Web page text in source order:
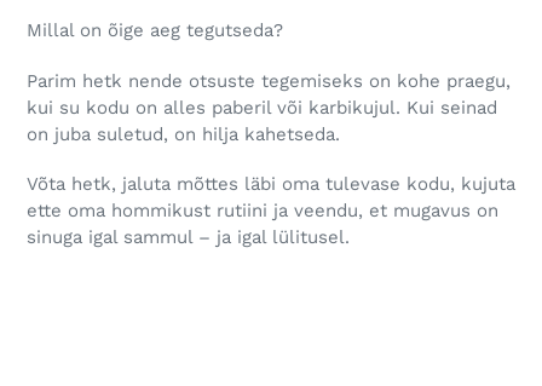
Millal on õige aeg tegutseda?
Parim hetk nende otsuste tegemiseks on kohe praegu,
kui su kodu on alles paberil või karbikujul. Kui seinad
on juba suletud, on hilja kahetseda.
Võta hetk, jaluta mõttes läbi oma tulevase kodu, kujuta
ette oma hommikust rutiini ja veendu, et mugavus on
sinuga igal sammul – ja igal lülitusel.